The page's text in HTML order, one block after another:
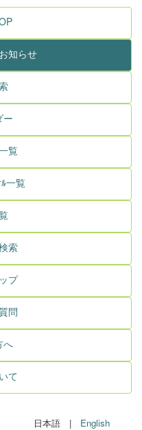
知らせ
ー
覧
一覧
索
プ
問
へ
て
日本語 | English